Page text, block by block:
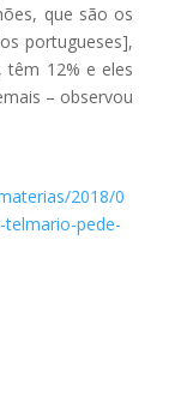
que são os
portugueses],
12% e eles
– observou
2018/0
pede-